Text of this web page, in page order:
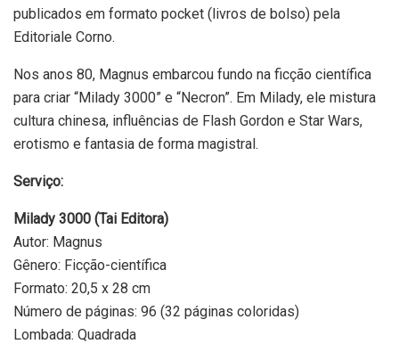
publicados em formato pocket (livros de bolso) pela
Editoriale Corno.
Nos anos 80, Magnus embarcou fundo na ficção científica
para criar “Milady 3000” e “Necron”. Em Milady, ele mistura
cultura chinesa, influências de Flash Gordon e Star Wars,
erotismo e fantasia de forma magistral.
Serviço:
Milady 3000 (Tai Editora)
Autor: Magnus
Gênero: Ficção-científica
Formato: 20,5 x 28 cm
Número de páginas: 96 (32 páginas coloridas)
Lombada: Quadrada